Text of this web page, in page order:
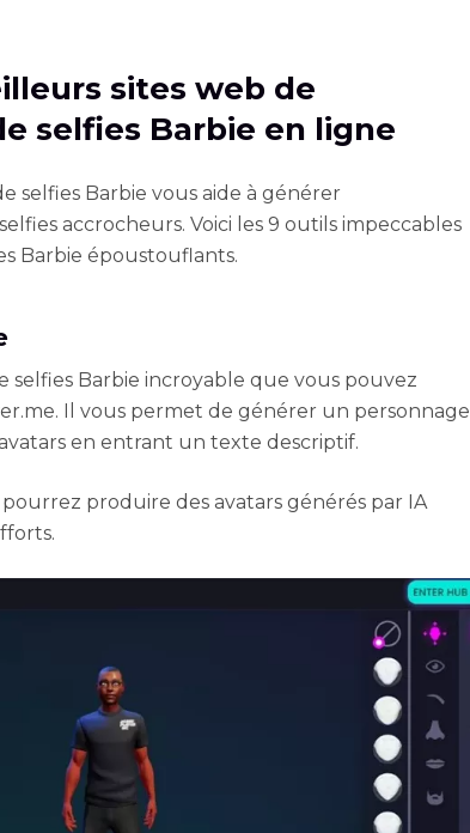
sites web de
selfies Barbie en ligne
selfies Barbie vous aide à générer
accrocheurs. Voici les 9 outils impeccables
Barbie époustouflants.
Barbie incroyable que vous pouvez
Il vous permet de générer un personnage
en entrant un texte descriptif.
produire des avatars générés par IA